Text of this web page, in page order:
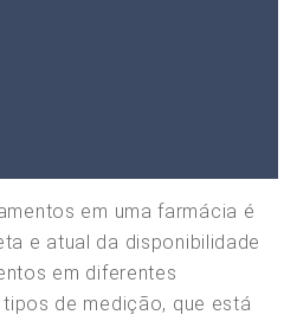
em uma farmácia é
e atual da disponibilidade
em diferentes
de medição, que está